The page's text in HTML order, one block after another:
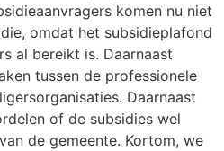
komen nu niet
omdat het subsidieplafond
al bereikt is. Daarnaast
tussen de professionele
Daarnaast
of de subsidies wel
de gemeente. Kortom, we